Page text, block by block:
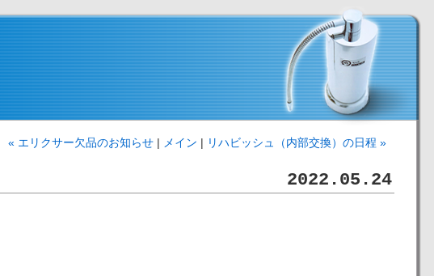
« エリクサー欠品のお知らせ | メイン | リハビッシュ（内部交換）の日程 »
2022.05.24